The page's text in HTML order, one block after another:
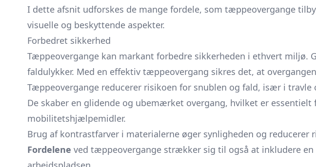
I dette afsnit udforskes de mange fordele, som tæppeovergange
visuelle og beskyttende aspekter.
Forbedret sikkerhed
Tæppeovergange kan markant forbedre sikkerheden i ethvert
faldulykker. Med en effektiv tæppeovergang sikres det, at
Tæppeovergange reducerer risikoen for snublen og fald, især i
De skaber en glidende og ubemærket overgang, hvilket er
mobilitetshjælpemidler.
Brug af kontrastfarver i materialerne øger synligheden og reducerer
Fordelene ved tæppeovergange strækker sig til også at inkludere en